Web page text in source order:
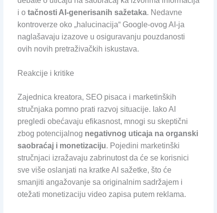
i o tačnosti AI-generisanih sažetaka. Nedavne
kontroverze oko „halucinacija“ Google-ovog AI-ja
naglašavaju izazove u osiguravanju pouzdanosti
ovih novih pretraživačkih iskustava.
Reakcije i kritike
Zajednica kreatora, SEO pisaca i marketinških
stručnjaka pomno prati razvoj situacije. Iako AI
pregledi obećavaju efikasnost, mnogi su skeptični
zbog potencijalnog negativnog uticaja na organski
saobraćaj i monetizaciju. Pojedini marketinški
stručnjaci izražavaju zabrinutost da će se korisnici
sve više oslanjati na kratke AI sažetke, što će
smanjiti angažovanje sa originalnim sadržajem i
otežati monetizaciju video zapisa putem reklama.